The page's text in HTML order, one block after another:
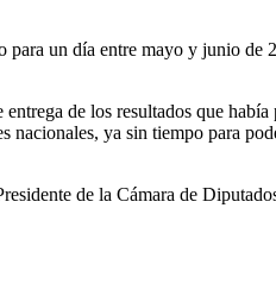
para un día entre mayo y junio de
entrega de los resultados que
nacionales, ya sin tiempo para
de la Cámara de